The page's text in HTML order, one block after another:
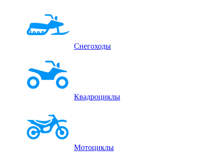
Снегоходы
Квадроциклы
Мотоциклы